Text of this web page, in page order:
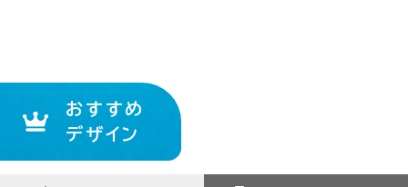
暑中見舞いのプロが迅速･丁寧にご対応いたします
おすすめ
デザイン
初めての方へ
挨拶状ドットコムのサービスや